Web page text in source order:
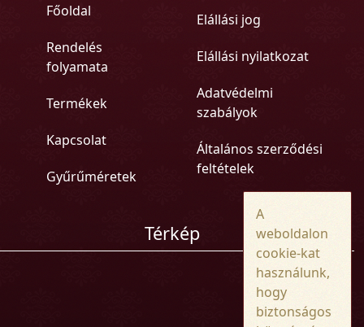
Főoldal
Rendelés
folyamata
Termékek
Kapcsolat
Gyűrűméretek
Elállási jog
Elállási nyilatkozat
Adatvédelmi
szabályok
Általános szerződési
feltételek
Térkép
A
weboldalon
cookie-kat
használunk,
hogy
biztonságos